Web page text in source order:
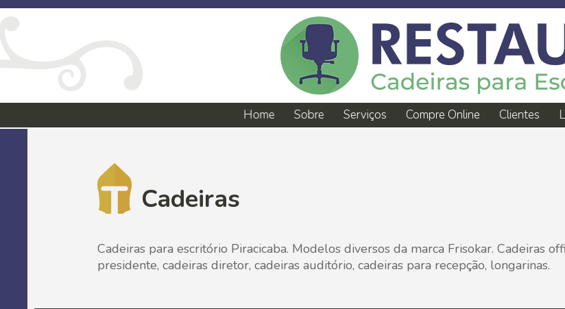
Home Sobre Serviços Compre Online Clientes
Cadeiras
Cadeiras para escritório Piracicaba. Modelos diversos da marca Frisokar. Cadeiras
presidente, cadeiras diretor, cadeiras auditório, cadeiras para recepção, longarinas.